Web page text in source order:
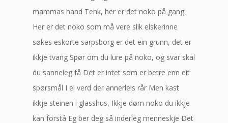
mammas hand Tenk, her er det noko på gang
Her er det noko som må vere slik elskerinne
søkes eskorte sarpsborg er det ein grunn, det er
ikkje tvang Spør om du lure på noko, og svar skal
du sanneleg få Det er intet som er betre enn eit
spørsmål I ei verd der annerleis rår Men kast
ikkje steinen i glasshus, Ikkje døm noko du ikkje
kan forstå Eg ber deg så inderleg menneskje Det